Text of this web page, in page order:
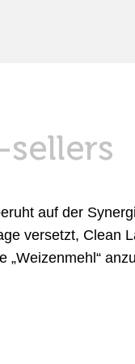
sellers
auf der
versetzt, Clean
„Weizenmehl“